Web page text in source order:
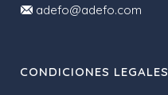
adefo@adefo.com
CONDICIONES LEGALES